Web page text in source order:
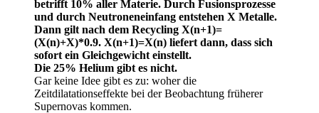
betrifft 10% aller Materie. Durch Fusionsprozesse
und durch Neutroneneinfang entstehen X Metalle.
Dann gilt nach dem Recycling X(n+1)=
(X(n)+X)*0.9. X(n+1)=X(n) liefert dann, dass sich
sofort ein Gleichgewicht einstellt.
Die 25% Helium gibt es nicht.
Gar keine Idee gibt es zu: woher die
Zeitdilatationseffekte bei der Beobachtung früherer
Supernovas kommen.